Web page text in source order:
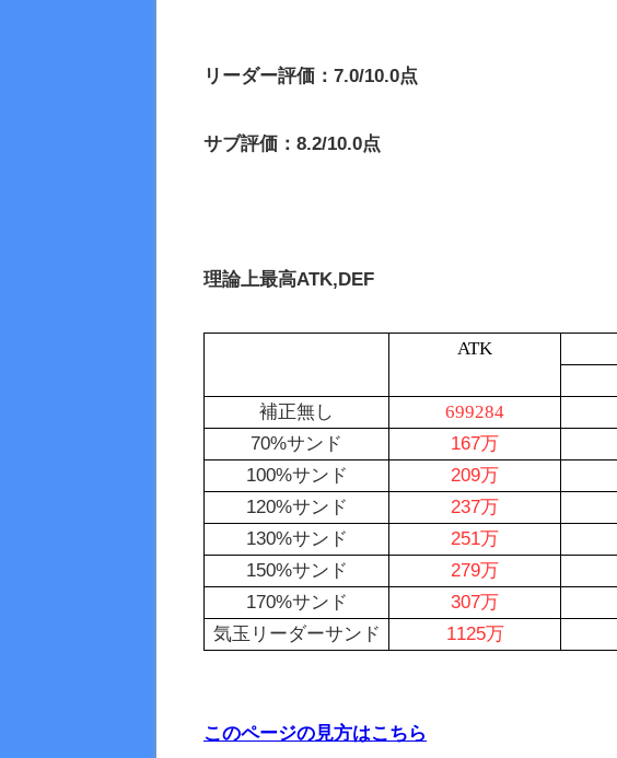
リーダー評価：7.0/10.0点
サブ評価：8.2/10.0点
理論上最高ATK,DEF
ATK
補正無し
699284
70%サンド
167万
100%サンド
209万
120%サンド
237万
130%サンド
251万
150%サンド
279万
170%サンド
307万
気玉リーダーサンド
1125万
このページの見方はこちら